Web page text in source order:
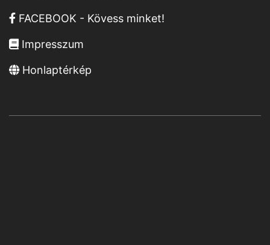
FACEBOOK - Kövess minket!
Impresszum
Honlaptérkép